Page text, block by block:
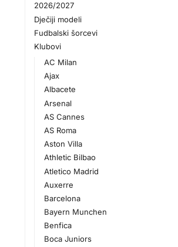
2026/2027
Dječiji modeli
Fudbalski šorcevi
Klubovi
AC Milan
Ajax
Albacete
Arsenal
AS Cannes
AS Roma
Aston Villa
Athletic Bilbao
Atletico Madrid
Auxerre
Barcelona
Bayern Munchen
Benfica
Boca Juniors